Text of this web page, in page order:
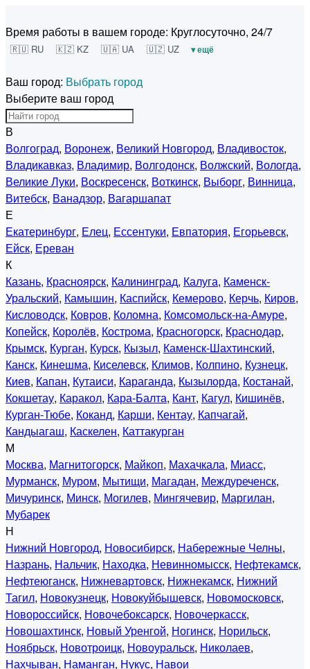
Время работы в вашем городе: Круглосуточно, 24/7
🇷🇺 RU 🇰🇿 KZ 🇺🇦 UA 🇺🇿 UZ ▾ ещё
Ваш город: Выбрать город
Выберите ваш город
В
Волгоград, Воронеж, Великий Новгород, Владивосток,
Владикавказ, Владимир, Волгодонск, Волжский, Вологда,
Великие Луки, Воскресенск, Воткинск, Выборг, Винница,
Витебск, Ванадзор, Вагаршапат
Е
Екатеринбург, Елец, Ессентуки, Евпатория, Егорьевск,
Ейск, Ереван
К
Казань, Красноярск, Калининград, Калуга, Каменск-
Уральский, Камышин, Каспийск, Кемерово, Керчь, Киров,
Кисловодск, Ковров, Коломна, Комсомольск-на-Амуре,
Копейск, Королёв, Кострома, Красногорск, Краснодар,
Крымск, Курган, Курск, Кызыл, Каменск-Шахтинский,
Канск, Кинешма, Киселевск, Климов, Колпино, Кузнецк,
Киев, Капан, Кутаиси, Караганда, Кызылорда, Костанай,
Кокшетау, Каракол, Кара-Балта, Кант, Кагул, Кишинёв,
Курган-Тюбе, Коканд, Карши, Кентау, Капчагай,
Кандыагаш, Каскелен, Каттакурган
М
Москва, Магнитогорск, Майкоп, Махачкала, Миасс,
Мурманск, Муром, Мытищи, Магадан, Междуреченск,
Мичуринск, Минск, Могилев, Мингячевир, Маргилан,
Мубарек
Н
Нижний Новгород, Новосибирск, Набережные Челны,
Назрань, Нальчик, Находка, Невинномысск, Нефтекамск,
Нефтеюганск, Нижневартовск, Нижнекамск, Нижний
Тагил, Новокузнецк, Новокуйбышевск, Новомосковск,
Новороссийск, Новочебоксарск, Новочеркасск,
Новошахтинск, Новый Уренгой, Ногинск, Норильск,
Ноябрьск, Новотроицк, Новоуральск, Николаев,
Нахчыван, Наманган, Нукус, Навои